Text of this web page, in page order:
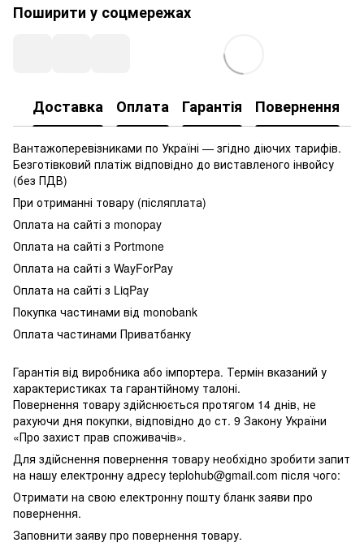
Поширити у соцмережах
Доставка Оплата Гарантія Повернення
Вантажоперевізниками по Україні — згідно діючих тарифів.
Безготівковий платіж відповідно до виставленого інвойсу
(без ПДВ)
При отриманні товару (післяплата)
Оплата на сайті з monopay
Оплата на сайті з Portmone
Оплата на сайті з WayForPay
Оплата на сайті з LiqPay
Покупка частинами від monobank
Оплата частинами Приватбанку
Гарантія від виробника або імпортера. Термін вказаний у
характеристиках та гарантійному талоні.
Повернення товару здійснюється протягом 14 днів, не
рахуючи дня покупки, відповідно до ст. 9 Закону України
«Про захист прав споживачів».
Для здійснення повернення товару необхідно зробити запит
на нашу електронну адресу teplohub@gmail.com після чого:
Отримати на свою електронну пошту бланк заяви про
повернення.
Заповнити заяву про повернення товару.